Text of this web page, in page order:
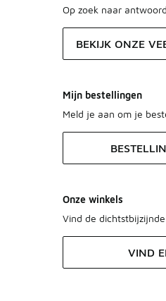
Op zoek naar
BEKIJK ONZE
Mijn bestellingen
Meld je aan om je
Onze winkels
Vind de
VIND